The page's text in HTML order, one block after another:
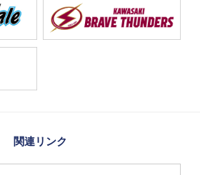
関連リンク